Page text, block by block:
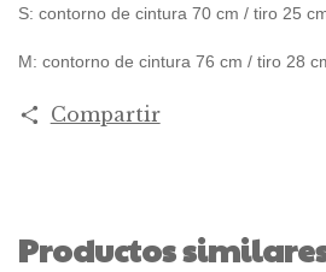
S: contorno de cintura 70 cm / tiro 25
M: contorno de cintura 76 cm / tiro 28
Compartir
Productos